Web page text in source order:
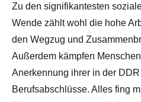
Zu den signifikantesten
Wende zählt wohl die hohe
den Wegzug und
Außerdem kämpfen
Anerkennung ihrer in der
Berufsabschlüsse. Alles fing